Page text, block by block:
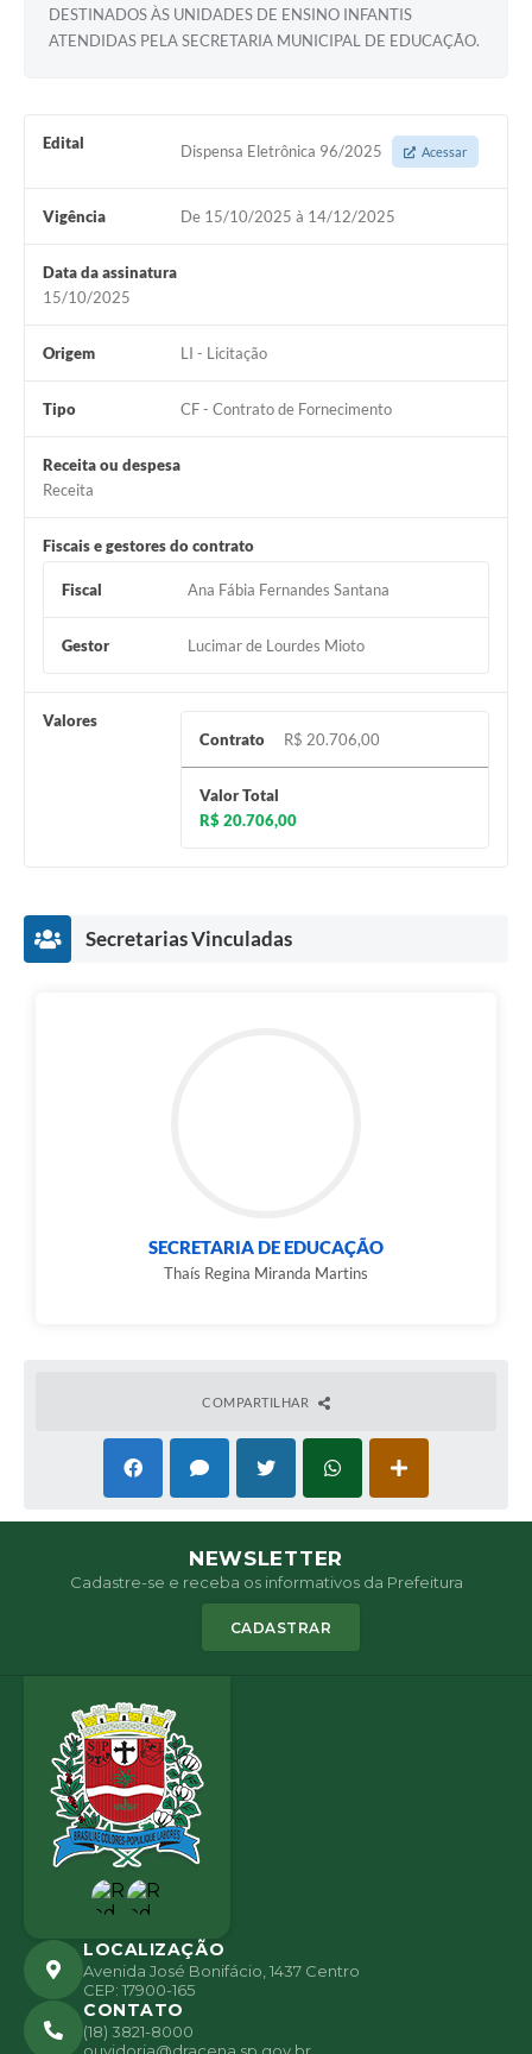
DESTINADOS ÀS UNIDADES DE ENSINO INFANTIS
ATENDIDAS PELA SECRETARIA MUNICIPAL DE EDUCAÇÃO.
Edital Dispensa Eletrônica 96/2025 Acessar
Vigência De 15/10/2025 à 14/12/2025
Data da assinatura
15/10/2025
Origem LI - Licitação
Tipo CF - Contrato de Fornecimento
Receita ou despesa
Receita
Fiscais e gestores do contrato
Fiscal Ana Fábia Fernandes Santana
Gestor Lucimar de Lourdes Mioto
Valores
Contrato
R$ 20.706,00
Valor Total
R$ 20.706,00
Secretarias Vinculadas
SECRETARIA DE EDUCAÇÃO
Thaís Regina Miranda Martins
COMPARTILHAR
NEWSLETTER
Cadastre-se e receba os informativos da Prefeitura
CADASTRAR
LOCALIZAÇÃO
Avenida José Bonifácio, 1437 Centro
CEP: 17900-165
CONTATO
(18) 3821-8000